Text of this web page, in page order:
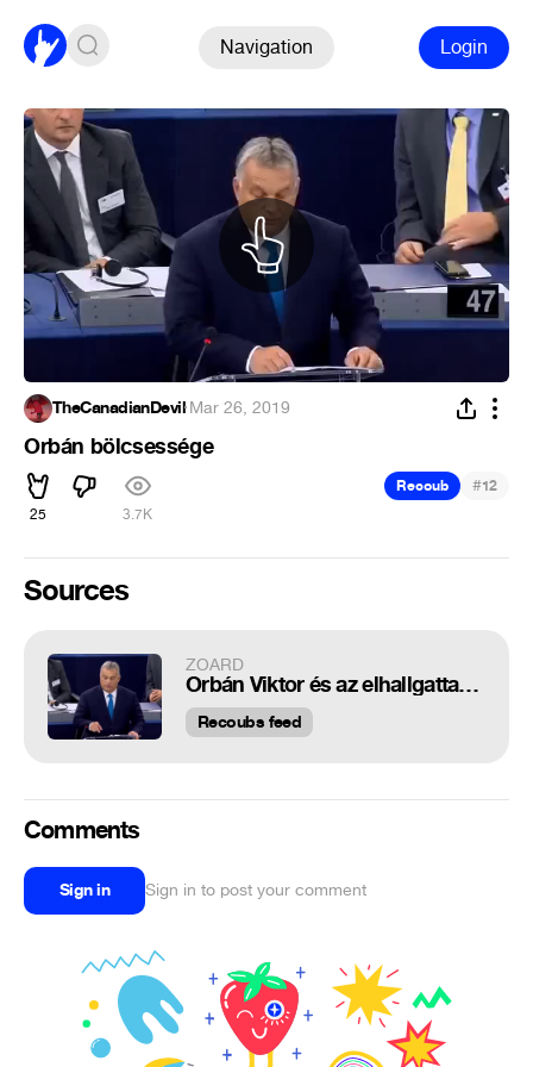
Navigation Login
TheCanadianDevil·Mar 26, 2019
Orbán bölcsessége
25 3.7K
Recoub #12
Sources
ZOARD
Orbán Viktor és az elhallgattatás
Recoubs feed
Comments
Sign in Sign in to post your comment